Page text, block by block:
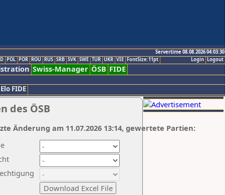
Servertime 08.08.2026 04:03:30
Logout
Login
POL POR ROU RUS SRB SVK SWE TUR UKR VIE FontSize:11pt
Swiss-Manager ÖSB FIDE
Elo FIDE
des ÖSB
Änderung am 11.07.2026 13:14, gewertete Partien: